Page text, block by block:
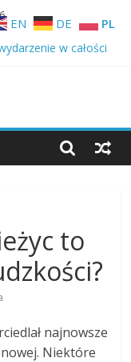
w całości
– niższy ślad
…
i DOBRYCH
to
najnowsze
Niektóre
EN DE PL